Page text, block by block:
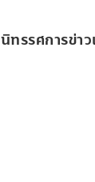
นิทรรศการข่า